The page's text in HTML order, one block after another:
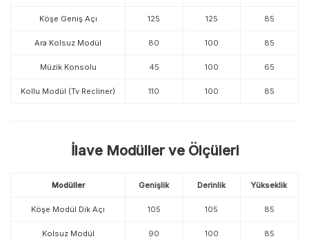
Köşe Geniş Açı 125 125 85
Ara Kolsuz Modül 80 100 85
Müzik Konsolu 45 100 65
Kollu Modül (Tv Recliner) 110 100 85
İlave Modüller ve Ölçüleri
Modüller Genişlik Derinlik Yükseklik
Köşe Modül Dik Açı 105 105 85
Kolsuz Modül 90 100 85